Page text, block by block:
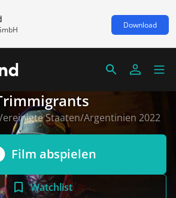
Download
Staaten/Argentinien 2022
Film abspielen
Watchlist